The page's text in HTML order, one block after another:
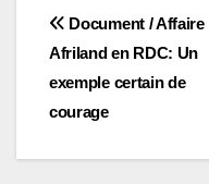
Navigation
de
l’article
Document / Affaire
Afriland en RDC: Un
exemple certain de
courage